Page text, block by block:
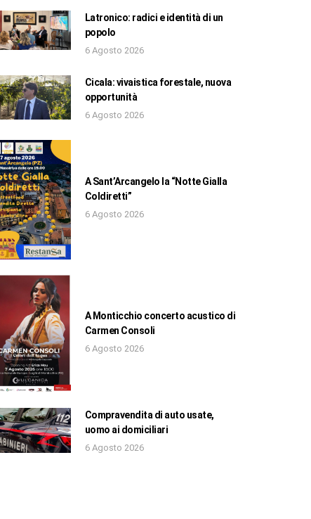
Latronico: radici e identità di un
popolo
6 Agosto 2026
Cicala: vivaistica forestale, nuova
opportunità
6 Agosto 2026
A Sant’Arcangelo la “Notte Gialla
Coldiretti”
6 Agosto 2026
A Monticchio concerto acustico di
Carmen Consoli
6 Agosto 2026
Compravendita di auto usate,
uomo ai domiciliari
6 Agosto 2026